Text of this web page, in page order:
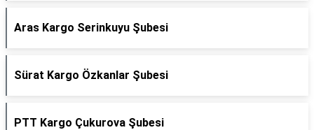
Aras Kargo Serinkuyu Şubesi
Sürat Kargo Özkanlar Şubesi
PTT Kargo Çukurova Şubesi